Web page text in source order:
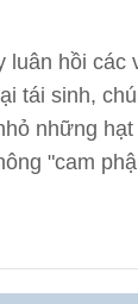
luân hồi các
tái sinh,
những
"cam